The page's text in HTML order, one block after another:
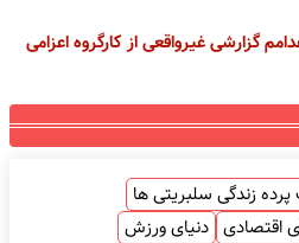
گزارشی غیرواقعی از کارگروه اعزامی
زندگی سلبریتی ها
اقتصادی دنیای ورزش